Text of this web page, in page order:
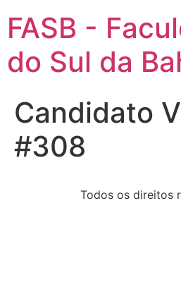
FASB -
do Sul da
Candidato
#308
Todos os direitos